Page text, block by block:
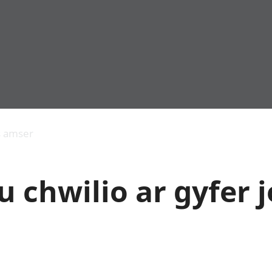
Llwodraeth, y sector
cyhoeddus a threthi
Addysg a
Etholiadau
Iechyd a gofal
amser
chwilio ar gyfer